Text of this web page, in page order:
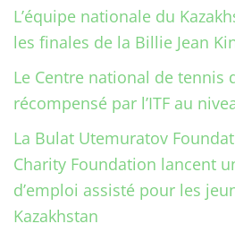
L’équipe nationale du
les finales de la Billie Jean
Le Centre national de tennis
récompensé par l’ITF au
La Bulat Utemuratov
Charity Foundation lancent
d’emploi assisté pour les
Kazakhstan